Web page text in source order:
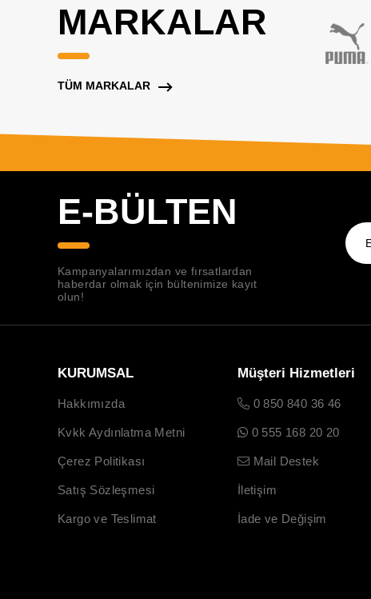
MARKALAR
TÜM MARKALAR
E-BÜLTEN
Kampanyalarımızdan ve fırsatlardan
haberdar olmak için bültenimize kayıt
olun!
KURUMSAL
Hakkımızda
Kvkk Aydınlatma Metni
Çerez Politikası
Satış Sözleşmesi
Kargo ve Teslimat
Müşteri Hizmetleri
0 850 840 36 46
0 555 168 20 20
Mail Destek
İletişim
İade ve Değişim